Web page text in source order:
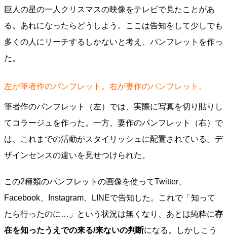
巨人の星の一人クリスマスの映像をテレビで見たことがあ
る。あれになったらどうしよう。ここは告知をして少しでも
多くの人にリーチするしかないと考え、パンフレットを作っ
た。
左が筆者作のパンフレット。右が妻作のパンフレット。
筆者作のパンフレット（左）では、実際に写真を切り貼りし
てコラージュを作った。一方、妻作のパンフレット（右）で
は、これまでの活動がスタイリッシュに配置されている。デ
ザインセンスの違いを見せつけられた。
この2種類のパンフレットの画像を使ってTwitter、
Facebook、Instagram、LINEで告知した。これで「知って
たら行ったのに…」という状況は無くなり、あとは純粋に存
在を知ったうえでの来る/来ないの判断になる。しかしこう